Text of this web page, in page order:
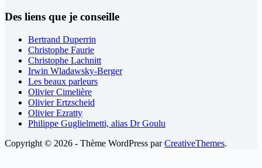
Des liens que je conseille
Bertrand Duperrin
Christophe Faurie
Christophe Lachnitt
Irwin Wladawsky-Berger
Les beaux parleurs
Olivier Cimelière
Olivier Ertzscheid
Olivier Ezratty
Philippe Guglielmetti, alias Dr Goulu
Copyright © 2026 - Thème WordPress parCreativeThemes.